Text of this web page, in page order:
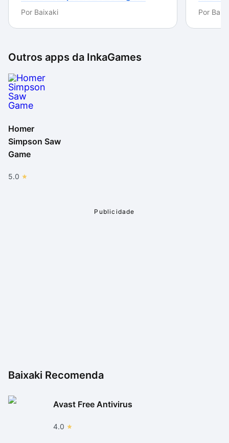
Por Baixaki Por
Outros apps da InkaGames
Homer
Simpson Saw
Game
5.0
Baixaki Recomenda
Avast Free Antivirus
4.0